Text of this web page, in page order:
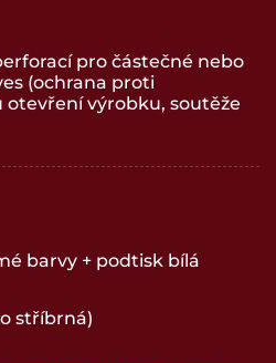
pro částečné nebo
(ochrana proti
výrobku, soutěže
barvy + podtisk bílá
stříbrná)